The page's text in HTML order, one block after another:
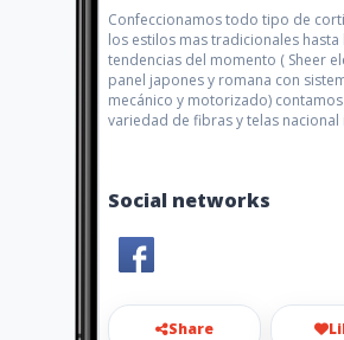
Confeccionamos todo tipo de
los estilos mas tradicionales hasta
tendencias del momento ( Sheer
panel japones y romana con
mecánico y motorizado)
variedad de fibras y telas
Social networks
Share